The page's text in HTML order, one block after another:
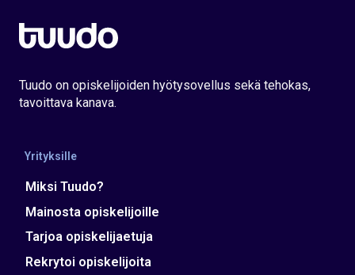
Tuudo on opiskelijoiden hyötysovellus sekä tehokas,
tavoittava kanava.
Yrityksille
Miksi Tuudo?
Mainosta opiskelijoille
Tarjoa opiskelijaetuja
Rekrytoi opiskelijoita